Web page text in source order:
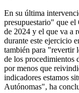
En su última
presupuestario" que el
de 2024 y el que va a
durante este ejercicio
también para "revertir
de los procedimientos
por menos que
indicadores estamos
Autónomas", ha